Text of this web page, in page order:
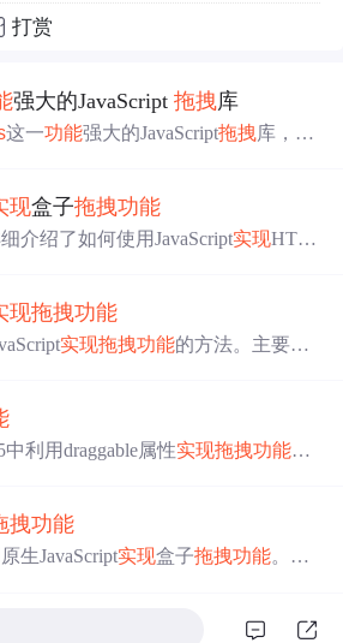
打赏
强大的JavaScript拖拽库
这一功能强大的JavaScript拖拽库，它
示应用效果，最后总结该库
用。
现盒子拖拽功能
介绍了如何使用JavaScript实现HTM
和screenX的区别。
现拖拽功能
实现拖拽功能的方法。主要依
写
文本选择、减少重绘和回流等。
利用draggable属性实现拖拽功能，
拽功能
生JavaScript实现盒子拖拽功能。通
抬起时清除移动事件。